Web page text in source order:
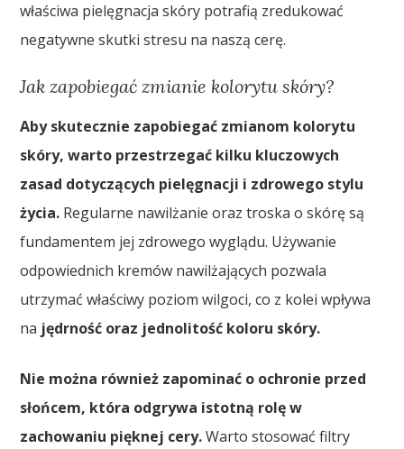
właściwa pielęgnacja skóry potrafią zredukować
negatywne skutki stresu na naszą cerę.
Jak zapobiegać zmianie kolorytu skóry?
Aby skutecznie zapobiegać zmianom kolorytu
skóry, warto przestrzegać kilku kluczowych
zasad dotyczących pielęgnacji i zdrowego stylu
życia. Regularne nawilżanie oraz troska o skórę są
fundamentem jej zdrowego wyglądu. Używanie
odpowiednich kremów nawilżających pozwala
utrzymać właściwy poziom wilgoci, co z kolei wpływa
na jędrność oraz jednolitość koloru skóry.
Nie można również zapominać o ochronie przed
słońcem, która odgrywa istotną rolę w
zachowaniu pięknej cery.Warto stosować filtry